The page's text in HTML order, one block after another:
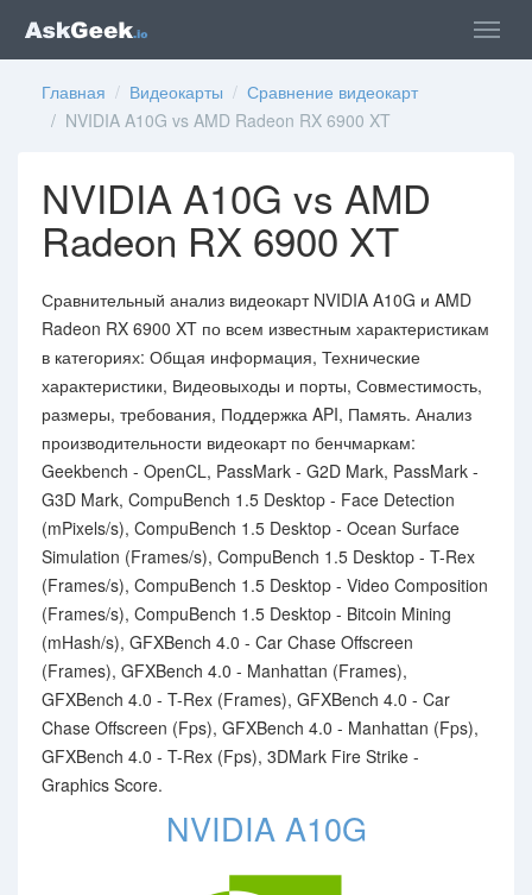
Главная / Видеокарты / Сравнение видеокарт
/ NVIDIA A10G vs AMD Radeon RX 6900 XT
NVIDIA A10G vs AMD
Radeon RX 6900 XT
Сравнительный анализ видеокарт NVIDIA A10G и AMD
Radeon RX 6900 XT по всем известным характеристикам
в категориях: Общая информация, Технические
характеристики, Видеовыходы и порты, Совместимость,
размеры, требования, Поддержка API, Память. Анализ
производительности видеокарт по бенчмаркам:
Geekbench - OpenCL, PassMark - G2D Mark, PassMark -
G3D Mark, CompuBench 1.5 Desktop - Face Detection
(mPixels/s), CompuBench 1.5 Desktop - Ocean Surface
Simulation (Frames/s), CompuBench 1.5 Desktop - T-Rex
(Frames/s), CompuBench 1.5 Desktop - Video Composition
(Frames/s), CompuBench 1.5 Desktop - Bitcoin Mining
(mHash/s), GFXBench 4.0 - Car Chase Offscreen
(Frames), GFXBench 4.0 - Manhattan (Frames),
GFXBench 4.0 - T-Rex (Frames), GFXBench 4.0 - Car
Chase Offscreen (Fps), GFXBench 4.0 - Manhattan (Fps),
GFXBench 4.0 - T-Rex (Fps), 3DMark Fire Strike -
Graphics Score.
NVIDIA A10G